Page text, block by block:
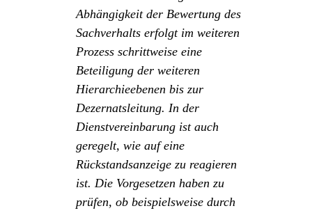
Abhängigkeit der Bewertung des
Sachverhalts erfolgt im weiteren
Prozess schrittweise eine
Beteiligung der weiteren
Hierarchieebenen bis zur
Dezernatsleitung. In der
Dienstvereinbarung ist auch
geregelt, wie auf eine
Rückstandsanzeige zu reagieren
ist. Die Vorgesetzen haben zu
prüfen, ob beispielsweise durch